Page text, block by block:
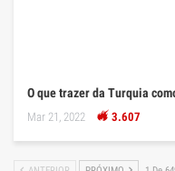
O que trazer da Turquia
Mar 21, 2022 3.607